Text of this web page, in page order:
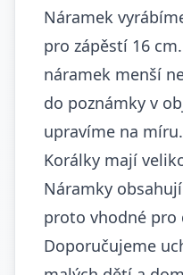
Náramek
pro zápěstí 16
náramek menší
do poznámky v
upravíme na míru.
Korálky mají
Náramky
proto vhodné pro
Doporučujeme